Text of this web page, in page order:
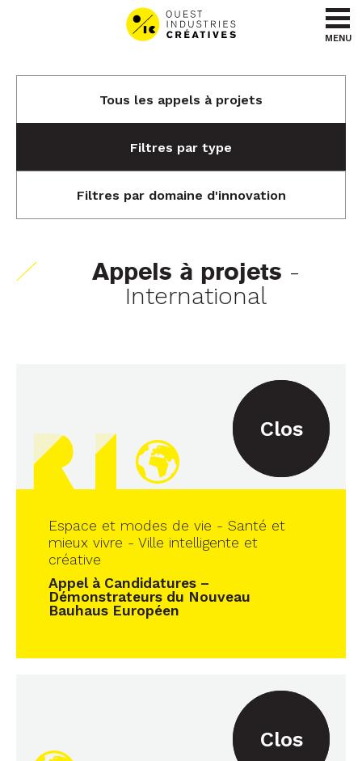
Aller au menu
Aller au contenu
MENU
Tous les appels à projets
Filtres par type
Filtres par domaine d'innovation
Appels à projets -
International
Clos
Espace et modes de vie - Santé et
mieux vivre - Ville intelligente et
créative
Appel à Candidatures –
Démonstrateurs du Nouveau
Bauhaus Européen
Clos